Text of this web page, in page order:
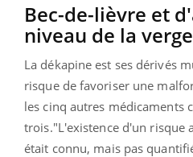
Bec-de-lièvre et
niveau de la verge
La dékapine est ses dérivés
risque de favoriser une
les cinq autres médicaments
trois."L'existence d'un risque
était connu, mais pas